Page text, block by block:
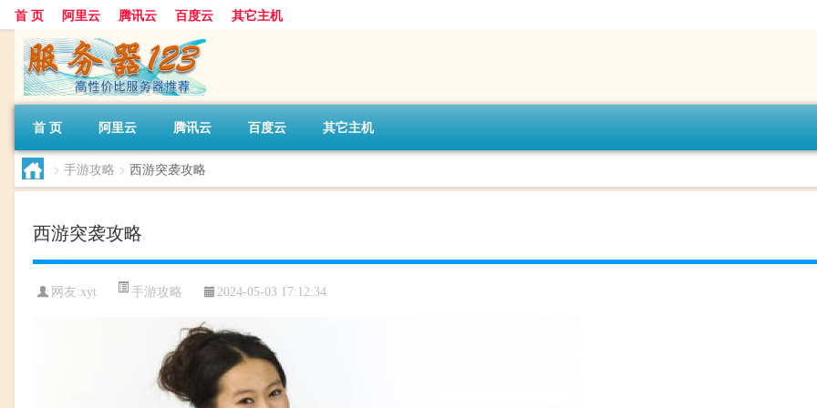
首 页 阿里云 腾讯云 百度云 其它主机
首 页 阿里云 腾讯云 百度云 其它主机
> 手游攻略 > 西游突袭攻略
西游突袭攻略
网友:xyt 手游攻略 2024-05-03 17:12:34